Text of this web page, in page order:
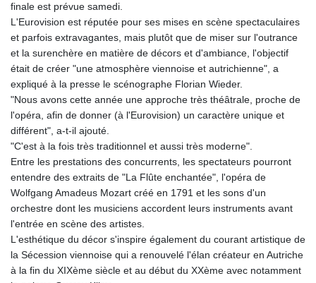
finale est prévue samedi.
L'Eurovision est réputée pour ses mises en scène spectaculaires
et parfois extravagantes, mais plutôt que de miser sur l'outrance
et la surenchère en matière de décors et d'ambiance, l'objectif
était de créer "une atmosphère viennoise et autrichienne", a
expliqué à la presse le scénographe Florian Wieder.
"Nous avons cette année une approche très théâtrale, proche de
l'opéra, afin de donner (à l'Eurovision) un caractère unique et
différent", a-t-il ajouté.
"C'est à la fois très traditionnel et aussi très moderne".
Entre les prestations des concurrents, les spectateurs pourront
entendre des extraits de "La Flûte enchantée", l'opéra de
Wolfgang Amadeus Mozart créé en 1791 et les sons d'un
orchestre dont les musiciens accordent leurs instruments avant
l'entrée en scène des artistes.
L'esthétique du décor s'inspire également du courant artistique de
la Sécession viennoise qui a renouvelé l'élan créateur en Autriche
à la fin du XIXème siècle et au début du XXème avec notamment